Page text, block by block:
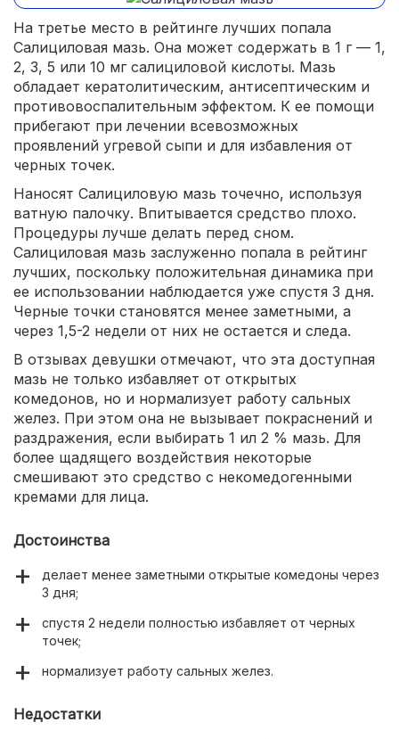
На третье место в рейтинге лучших попала
Салициловая мазь. Она может содержать в 1 г — 1,
2, 3, 5 или 10 мг салициловой кислоты. Мазь
обладает кератолитическим, антисептическим и
противовоспалительным эффектом. К ее помощи
прибегают при лечении всевозможных
проявлений угревой сыпи и для избавления от
черных точек.
Наносят Салициловую мазь точечно, используя
ватную палочку. Впитывается средство плохо.
Процедуры лучше делать перед сном.
Салициловая мазь заслуженно попала в рейтинг
лучших, поскольку положительная динамика при
ее использовании наблюдается уже спустя 3 дня.
Черные точки становятся менее заметными, а
через 1,5-2 недели от них не остается и следа.
В отзывах девушки отмечают, что эта доступная
мазь не только избавляет от открытых
комедонов, но и нормализует работу сальных
желез. При этом она не вызывает покраснений и
раздражения, если выбирать 1 ил 2 % мазь. Для
более щадящего воздействия некоторые
смешивают это средство с некомедогенными
кремами для лица.
Достоинства
делает менее заметными открытые комедоны через
3 дня;
спустя 2 недели полностью избавляет от черных
точек;
нормализует работу сальных желез.
Недостатки